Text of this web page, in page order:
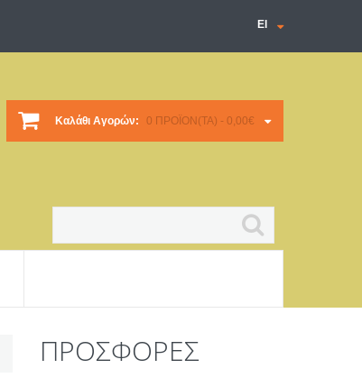
El
Καλάθι Αγορών: 0 ΠΡΟΪΌΝ(ΤΑ) - 0,00€
ΠΡΟΣΦΟΡΈΣ